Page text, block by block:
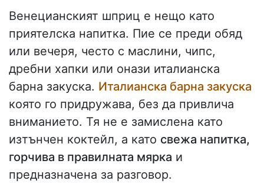
Венецианският шприц е нещо като
приятелска напитка. Пие се преди обяд
или вечеря, често с маслини, чипс,
дребни хапки или онази италианска
барна закуска. Италианска барна закуска
която го придружава, без да привлича
вниманието. Тя не е замислена като
изтънчен коктейл, а като свежа напитка,
горчива в правилната мярка и
предназначена за разговор.